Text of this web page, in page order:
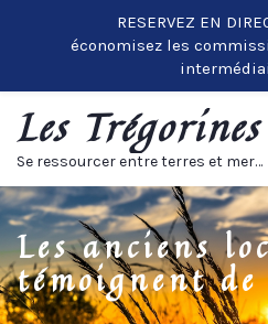
Les Trégorines
Se ressourcer entre terres et mer…
Les anciens
témoignent
RESERVEZ EN
économisez les